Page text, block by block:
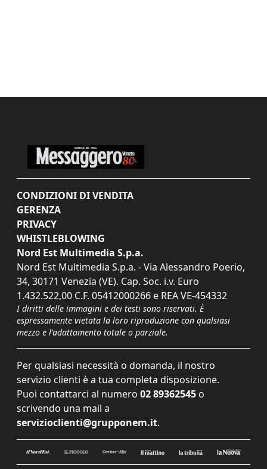
CONDIZIONI DI VENDITA
GERENZA
PRIVACY
WHISTLEBLOWING
Nord Est Multimedia S.p.a.
Nord Est Multimedia S.p.a. - Via Alessandro Poerio,
34, 30171 Venezia (VE). Cap. Soc. i.v. Euro
1.432.522,00 C.F. 05412000266 e REA VE-454332
I diritti delle immagini e dei testi sono riservati. È
espressamente vietata la loro riproduzione con qualsiasi
mezzo e l'adattamento totale o parziale.
Per qualsiasi necessità o domanda, il nostro
servizio clienti è a tua completa disposizione.
Puoi contattarci al numero 02 89362545 o
scrivendo una mail a
servizioclienti@grupponem.it.